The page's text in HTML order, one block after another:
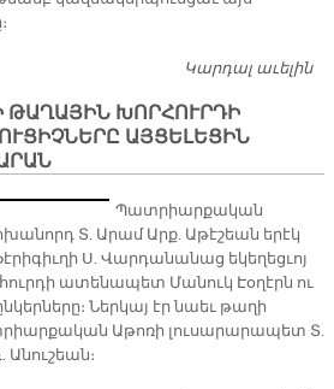
Կարդալ աւելին
ԹԱՂԱՅԻՆ ԽՈՐՀՈՒՐԴԻ
ԱՅՑԵԼԵՑԻՆ
Պատրիարքական
Տ. Արամ Արք. Աթէշեան երէկ
Ս. Վարդանանաց եկեղեցւոյ
ատենապետ Մանուկ Էօղէրն ու
Ներկայ էր նաեւ թաղի
Աթոռի լուսարարապետ Տ.
Անուշեան։